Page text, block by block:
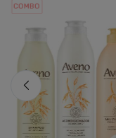
COMBO